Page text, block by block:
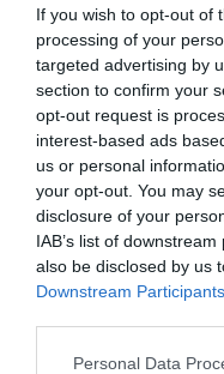
If you wish to opt-out of
processing of your
targeted advertising by
section to confirm your
opt-out request is
interest-based ads
us or personal
your opt-out. You may
disclosure of your
IAB’s list of
also be disclosed by us
Downstream Participants
Personal Data
υπονόμους και
ανθρώπους που
ανθρώπους που δεν
εκείνους που ζουν
Πρόκειται για
έχασαν τον δρόμο
εξαρτήσεις, άλλοι
τους κόστισε
πολέμου που ζουν
Ιδιαίτερο